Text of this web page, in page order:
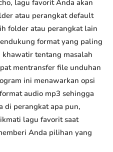
lagu favorit Anda akan
atau perangkat default
folder atau perangkat lain
format yang paling
tentang masalah
mentransfer file unduhan
ini menawarkan opsi
audio mp3 sehingga
di perangkat apa pun,
lagu favorit saat
Anda pilihan yang